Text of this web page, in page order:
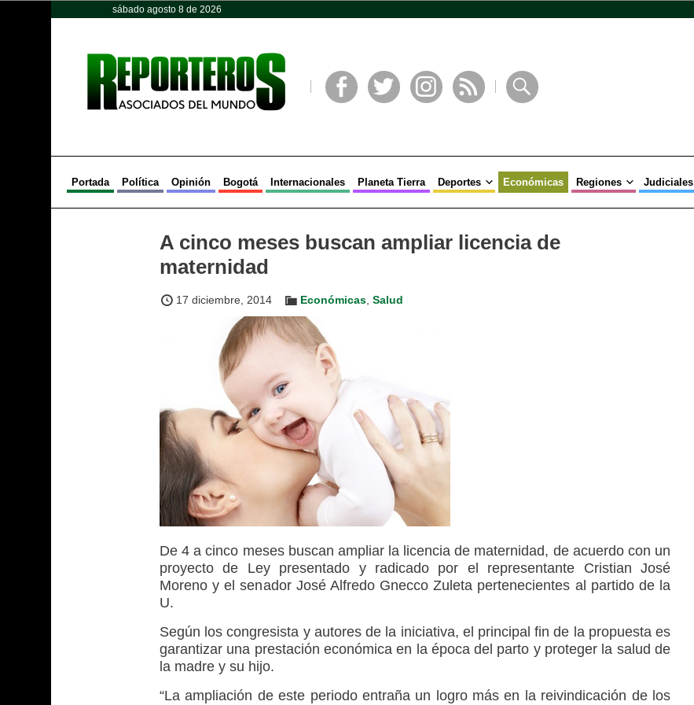
sábado agosto 8 de 2026
Portada Política Opinión Bogotá Internacionales Planeta Tierra Deportes Económicas Regiones Judiciales
A cinco meses buscan ampliar licencia de
maternidad
17 diciembre, 2014 Económicas Salud
De 4 a cinco meses buscan ampliar la licencia de maternidad, de acuerdo con un
proyecto de Ley presentado y radicado por el representante Cristian José
Moreno y el senador José Alfredo Gnecco Zuleta pertenecientes al partido de la
U.
Según los congresista y autores de la iniciativa, el principal fin de la propuesta es
garantizar una prestación económica en la época del parto y proteger la salud de
la madre y su hijo.
“La ampliación de este periodo entraña un logro más en la reivindicación de los
Opinión Política